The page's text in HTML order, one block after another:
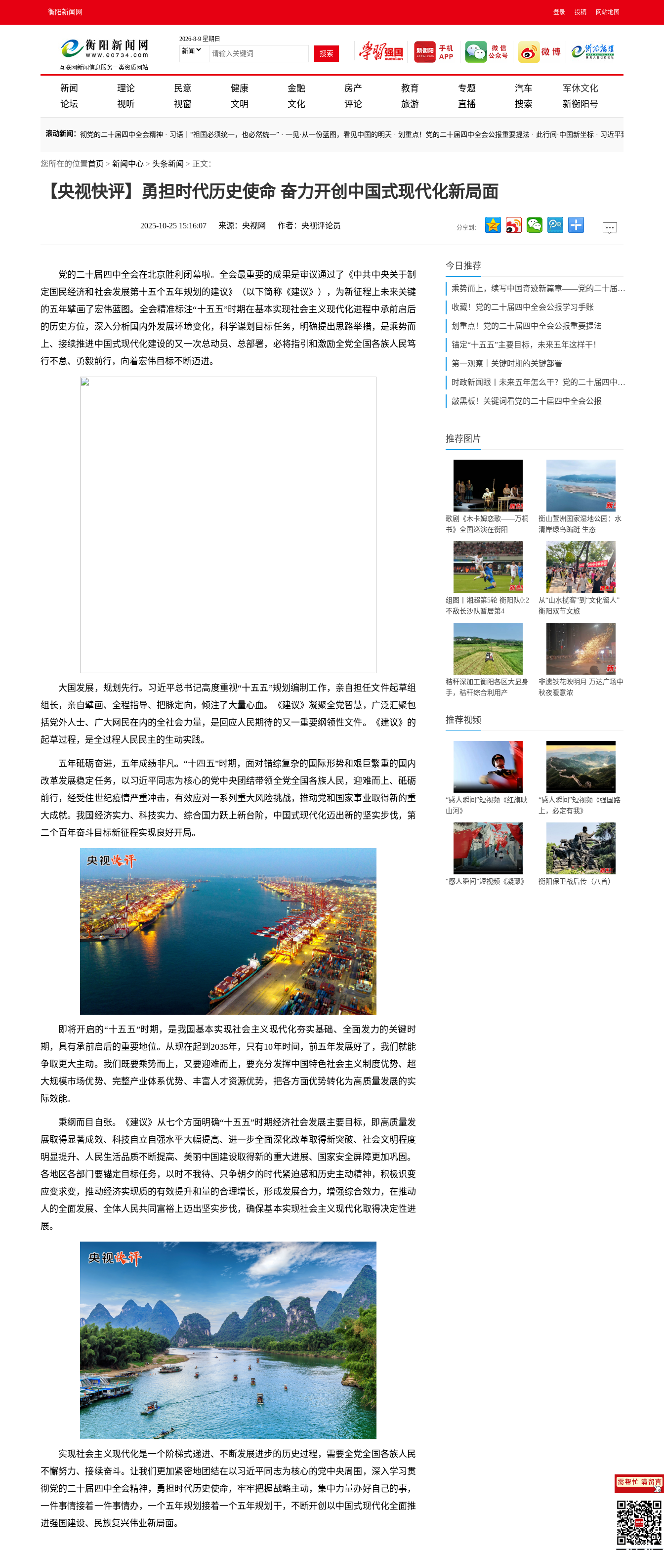
衡阳新闻网 登录 投稿 网站地图
互联网新闻信息服务一类资质网站
2026-8-9 星期日
新闻 理论 民意 健康 金融 房产 教育 专题 汽车
军休文化
论坛
视听 视窗 文明 文化 评论 旅游 直播 搜索 新衡阳号
滚动新闻 ：
· 乘势而上，续写中国奇迹新篇章——党的二十届四中全会侧记·收藏！党的二十届四中全会公报学习手账 ·新华社评论员：为基本实现社会主义现代化而共同奋斗——一论学习贯彻党的二十届四中
·乘势而上，续写中国奇迹新篇章——党的二十届四中全会侧记
您所在的位置首页 > 新闻中心 > 头条新闻 > 正文：
【央视快评】勇担时代历史使命 奋力开创中国式现代化新局面
2025-10-25 15:16:07 来源： 央视网 作者：央视评论员 分享到：
党的二十届四中全会在北京胜利闭幕啦。全会最重要的成果是审议通过了《中共中央关于制
定国民经济和社会发展第十五个五年规划的建议》（以下简称《建议》），为新征程上未来关键
的五年擘画了宏伟蓝图。全会精准标注“十五五”时期在基本实现社会主义现代化进程中承前启后
的历史方位，深入分析国内外发展环境变化，科学谋划目标任务，明确提出思路举措，是乘势而
上、接续推进中国式现代化建设的又一次总动员、总部署，必将指引和激励全党全国各族人民笃
行不怠、勇毅前行，向着宏伟目标不断迈进。
大国发展，规划先行。习 近平总书记高度重视“十五五”规划编制工作，亲自担任文件起草组
组长，亲自擘画、全程指导、把脉定向，倾注了大量心血。《建议》凝聚全党智慧，广泛汇聚包
括党外人士、广大网民在内的全社会力量，是回应人民期待的又一重要纲领性文件。《建议》的
起草过程，是全过程人民民主的生动实践。
五年砥砺奋进，五年成绩非凡。“十四五”时期，面对错综复杂的国际形势和艰巨繁重的国内
改革发展稳定任务，以习近平 同志为核心的党中央团结带领全党全国各族人民，迎难而上、砥砺
前行，经受住世纪疫情严重冲击，有效应对一系列重大风险挑战，推动党和国家事业取得新的重
大成就。我国经济实力、科技实力、综合国力跃上新台阶，中国式现代化迈出新的坚实步伐，第
二个百年奋斗目标新征程实现良好开局。
即将开启的“十五五”时期，是我国基本实现社会主义现代化夯实基础、全面发力的关键时
期，具有承前启后的重要地位。从现在起到2035年，只有10年时间，前五年发展好了，我们就能
争取更大主动。我们既要乘势而上，又要迎难而上，要充分发挥中国特色社会主义制度优势、超
大规模市场优势、完整产业体系优势、丰富人才资源优势，把各方面优势转化为高质量发展的实
际效能。
秉纲而目自张。《建议》从七个方面明确“十五五”时期经济社会发展主要目标，即高质量发
展取得显著成效、科技自立自强水平大幅提高、进一步全面深化改革取得新突破、社会文明程度
明显提升、人民生活品质不断提高、美丽中国建设取得新的重大进展、国家安全屏障更加巩固。
各地区各部门要锚定目标任务，以时不我待、只争朝夕的时代紧迫感和历史主动精神，积极识变
应变求变，推动经济实现质的有效提升和量的合理增长，形成发展合力，增强综合效力，在推动
人的全面发展、全体人民共同富裕上迈出坚实步伐，确保基本实现社会主义现代化取得决定性进
展。
实现社会主义现代化是一个阶梯式递进、不断发展进步的历史过程，需要全党全国各族人民
不懈努力、接续奋斗。让我们更加紧密地团结在以习近平 同志为核心的党中央周围，深入学习贯
彻党的二十届四中全会精神，勇担时代历史使命，牢牢把握战略主动，集中力量办好自己的事，
一件事情接着一件事情办，一个五年规划接着一个五年规划干，不断开创以中国式现代化全面推
进强国建设、民族复兴伟业新局面。
今日推荐
乘势而上，续写中国奇迹新篇章——党的二十届四中全会侧记
收藏！党的二十届四中全会公报学习手账
划重点！党的二十届四中全会公报重要提法
锚定“十五五”主要目标，未来五年这样干！
第一观察｜关键时期的关键部署
时政新闻眼丨未来五年怎么干？党的二十届四中全会擘画发展蓝图
敲黑板！关键词看党的二十届四中全会公报
推荐图片
歌剧《木卡姆恋歌——万桐
书》全国巡演在衡阳
衡山萱洲国家湿地公园：水
清岸绿鸟蹁跹 生态
组图丨湘超第5轮 衡阳队0:2
不敌长沙队暂居第4
从“山水揽客”到“文化留人”
衡阳双节文旅
秸秆深加工衡阳各区大显身
手，秸秆综合利用产
非遗铁花映明月 万达广场中
秋夜暖意浓
推荐视频
“感人瞬间”短视频《红旗映
山河》
“感人瞬间”短视频《强国路
上，必定有我》
“感人瞬间”短视频《凝聚》 衡阳保卫战后传（八首）